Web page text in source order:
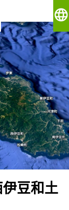
language
豆和土